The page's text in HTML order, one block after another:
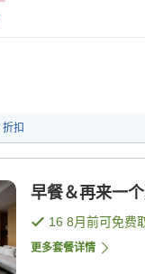
折扣
早餐＆再来一
16 8月前可免费
更多套餐详情